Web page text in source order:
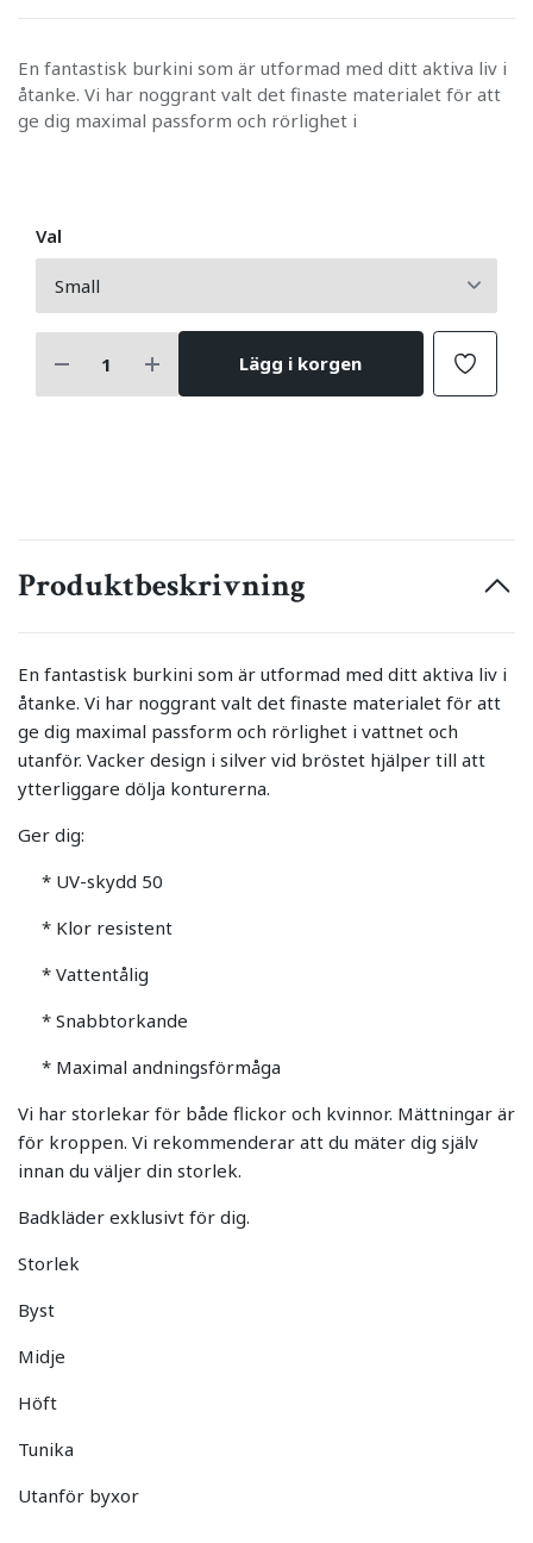
En fantastisk burkini som är utformad med ditt aktiva liv i
åtanke. Vi har noggrant valt det finaste materialet för att
ge dig maximal passform och rörlighet i
Val
Lägg i korgen
Produktbeskrivning
En fantastisk burkini som är utformad med ditt aktiva liv i
åtanke. Vi har noggrant valt det finaste materialet för att
ge dig maximal passform och rörlighet i vattnet och
utanför. Vacker design i silver vid bröstet hjälper till att
ytterliggare dölja konturerna.
Ger dig:
* UV-skydd 50
* Klor resistent
* Vattentålig
* Snabbtorkande
* Maximal andningsförmåga
Vi har storlekar för både flickor och kvinnor. Mättningar är
för kroppen. Vi rekommenderar att du mäter dig själv
innan du väljer din storlek.
Badkläder exklusivt för dig.
Storlek
Byst
Midje
Höft
Tunika
Utanför byxor